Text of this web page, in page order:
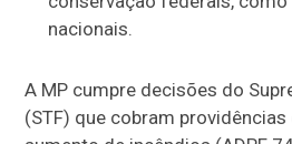
nacionais.
A MP cumpre decisões do
(STF) que cobram